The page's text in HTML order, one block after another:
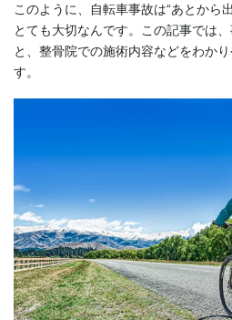
このように、自転車事故は“あとから
とても大切なんです。この記事では
と、整骨院での施術内容などをわか
す。